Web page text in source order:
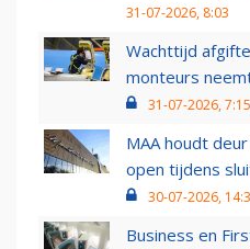
31-07-2026, 8:03
Wachttijd
monteurs
31-07-2026, 7:15
MAA houdt
open tijdens
30-07-2026,
Business en